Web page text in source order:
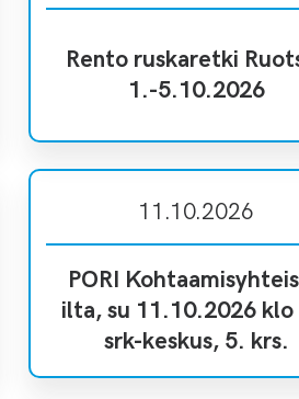
Rento ruskaretki
1.-5.10.2026
11.10.2026
PORI
ilta, su 11.10.2026 klo
srk-keskus, 5. krs.